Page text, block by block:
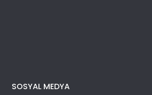
SOSYAL MEDYA